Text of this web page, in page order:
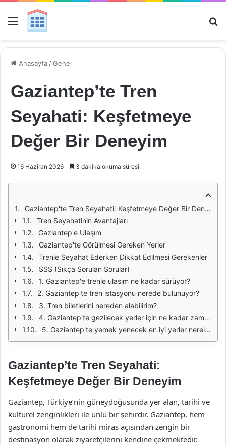
Menü
Anasayfa /Genel
Gaziantep’te Tren
Seyahati: Keşfetmeye
Değer Bir Deneyim
16 Haziran 2026 3 dakika okuma süresi
Gaziantep'te Tren Seyahati: Keşfetmeye Değer Bir Deneyim
Tren Seyahatinin Avantajları
Gaziantep'e Ulaşım
Gaziantep'te Görülmesi Gereken Yerler
Trenle Seyahat Ederken Dikkat Edilmesi Gerekenler
SSS (Sıkça Sorulan Sorular)
1. Gaziantep'e trenle ulaşım ne kadar sürüyor?
2. Gaziantep'te tren istasyonu nerede bulunuyor?
3. Tren biletlerini nereden alabilirim?
4. Gaziantep'te gezilecek yerler için ne kadar zaman ayırmalıyım?
5. Gaziantep'te yemek yenecek en iyi yerler nerelerdir?
Gaziantep’te Tren Seyahati:
Keşfetmeye Değer Bir Deneyim
Gaziantep, Türkiye’nin güneydoğusunda yer alan, tarihi ve
kültürel zenginlikleri ile ünlü bir şehirdir. Gaziantep, hem
gastronomi hem de tarihi miras açısından zengin bir
destinasyon olarak ziyaretçilerini kendine çekmektedir.